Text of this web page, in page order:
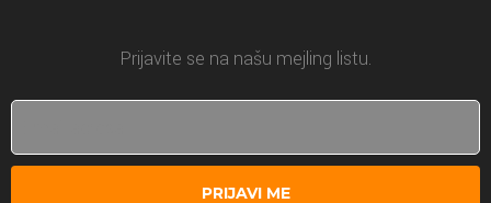
Prijavite se na našu mejling listu.
PRIJAVI ME